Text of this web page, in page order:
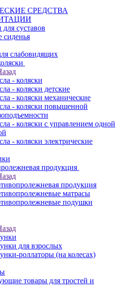
СРЕДСТВА
суставов
слабовидящих
- коляски
- коляски детские
- коляски механические
- коляски повышенной
- коляски с управлением одной
- коляски электрические
продукция
продукция
матрасы
подушки
для взрослых
роллаторы (на колесах)
товары для тростей и